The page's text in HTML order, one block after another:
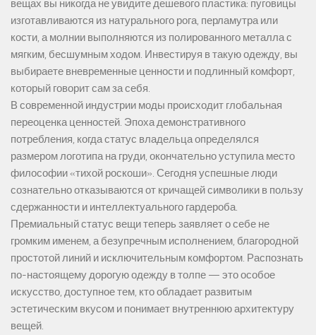
вещах вы никогда не увидите дешевого пластика: пуговицы
изготавливаются из натурального рога, перламутра или
кости, а молнии выполняются из полированного металла с
мягким, бесшумным ходом. Инвестируя в такую одежду, вы
выбираете вневременные ценности и подлинный комфорт,
который говорит сам за себя.
В современной индустрии моды происходит глобальная
переоценка ценностей. Эпоха демонстративного
потребления, когда статус владельца определялся
размером логотипа на груди, окончательно уступила место
философии «тихой роскоши». Сегодня успешные люди
сознательно отказываются от кричащей символики в пользу
сдержанности и интеллектуального гардероба.
Премиальный статус вещи теперь заявляет о себе не
громким именем, а безупречным исполнением, благородной
простотой линий и исключительным комфортом. Распознать
по-настоящему дорогую одежду в толпе — это особое
искусство, доступное тем, кто обладает развитым
эстетическим вкусом и понимает внутреннюю архитектуру
вещей.